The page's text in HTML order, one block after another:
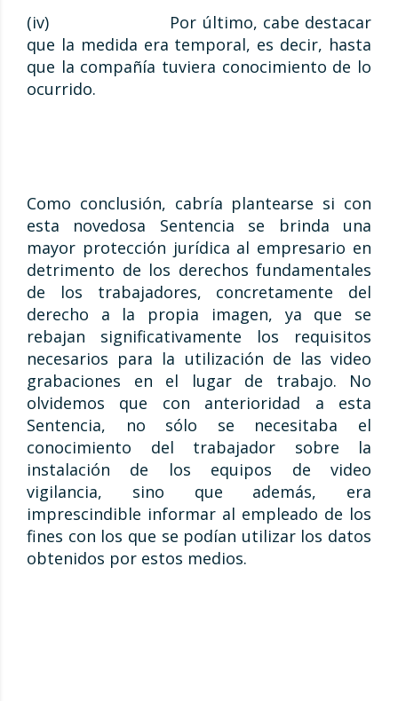
(iv) Por último, cabe destacar
que la medida era temporal, es decir, hasta
que la compañía tuviera conocimiento de lo
ocurrido.
Como conclusión, cabría plantearse si con
esta novedosa Sentencia se brinda una
mayor protección jurídica al empresario en
detrimento de los derechos fundamentales
de los trabajadores, concretamente del
derecho a la propia imagen, ya que se
rebajan significativamente los requisitos
necesarios para la utilización de las video
grabaciones en el lugar de trabajo. No
olvidemos que con anterioridad a esta
Sentencia, no sólo se necesitaba el
conocimiento del trabajador sobre la
instalación de los equipos de video
vigilancia, sino que además, era
imprescindible informar al empleado de los
fines con los que se podían utilizar los datos
obtenidos por estos medios.